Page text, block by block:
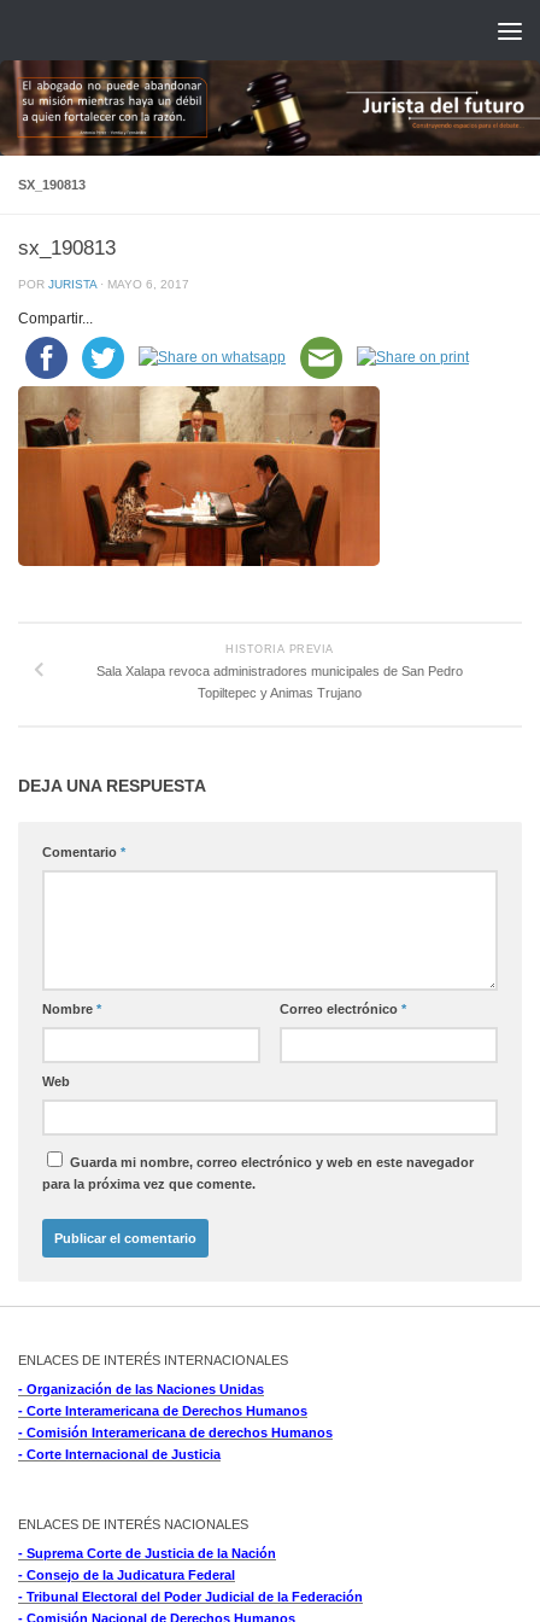
SX_190813
sx_190813
POR JURISTA · MAYO 6, 2017
Compartir...
HISTORIA PREVIA
Sala Xalapa revoca administradores municipales de San Pedro
Topiltepec y Animas Trujano
DEJA UNA RESPUESTA
Comentario *
Nombre * Correo electrónico *
Web
Guarda mi nombre, correo electrónico y web en este navegador
para la próxima vez que comente.
ENLACES DE INTERÉS INTERNACIONALES
- Organización de las Naciones Unidas
- Corte Interamericana de Derechos Humanos
- Comisión Interamericana de derechos Humanos
- Corte Internacional de Justicia
ENLACES DE INTERÉS NACIONALES
- Suprema Corte de Justicia de la Nación
- Consejo de la Judicatura Federal
- Tribunal Electoral del Poder Judicial de la Federación
- Comisión Nacional de Derechos Humanos